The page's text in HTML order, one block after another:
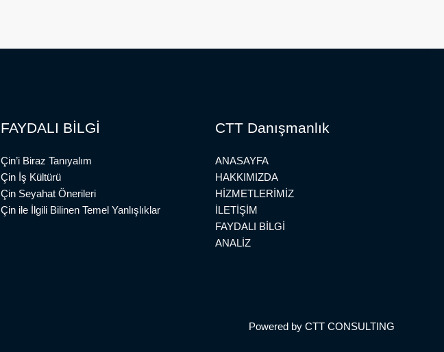
FAYDALI BİLGİ
Çin’i Biraz Tanıyalım
Çin İş Kültürü
Çin Seyahat Önerileri
Çin ile İlgili Bilinen Temel Yanlışlıklar
CTT Danışmanlık
ANASAYFA
HAKKIMIZDA
HİZMETLERİMİZ
İLETİŞİM
FAYDALI BİLGİ
ANALİZ
Powered by CTT CONSULTING